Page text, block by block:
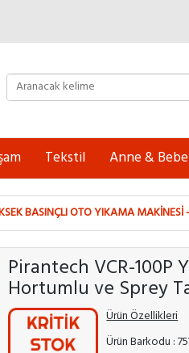
Tekstil Anne &
BASINÇLI OTO YIKAMA
Pirantech VCR-100P
Hortumlu ve Sprey
Ürün Özellikleri
Ürün Barkodu :